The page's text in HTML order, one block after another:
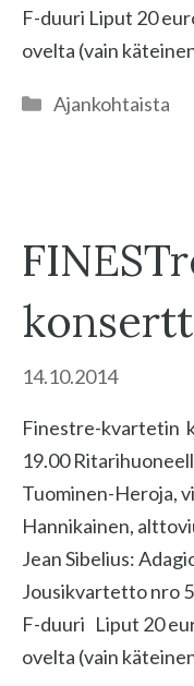
F-duuri Liput 20
ovelta (vain
Kategoriat
Ajankohtaista
14.10.2014
Finestre-kvartetin
19.00
Tuominen-Heroja,
Hannikainen,
Jean Sibelius:
Jousikvartetto nro
F-duuri Liput 20
ovelta (vain